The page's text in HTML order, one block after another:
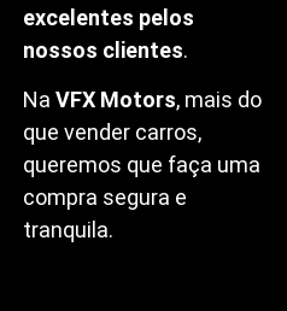
Casa (Lisboa) e Leiria
temos muito orgulho em
excelentes pelos
nossos clientes.
NaVFX Motors, mais do
que vender carros,